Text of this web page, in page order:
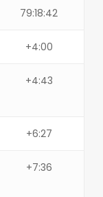
79:18:42
+4:00
+4:43
+6:27
+7:36